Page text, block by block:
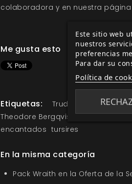
colaboradora y en nuestra página
Me gusta esto
Etiquetas: Trudvang Chronicles
Theodore Bergqvist
Magnus
encantados tursires
En la misma categoría
Pack Wraith en la Oferta de la
Este sitio web
nuestros
preferencias
Para dar su
Política de